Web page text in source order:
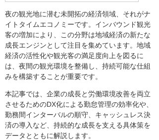
夜の観光地に潜む未開拓の経済領域、それがナ
イトタイムエコノミーです。インバウンド観光
客の増加により、この分野は地域経済の新たな
成長エンジンとして注目を集めています。地域
経済の活性化や観光客の満足度向上を図るに
は、夜間の観光環境を整備し、持続可能な仕組
みを構築することが重要です。
本記事では、企業の成長と労働環境改善を両立
させるためのDX化による勤怠管理の効率化や、
勤務間インターバルの順守、キャッシュレス決
済の導入など、持続的な成長を支える具体策を
データとともに解説します。